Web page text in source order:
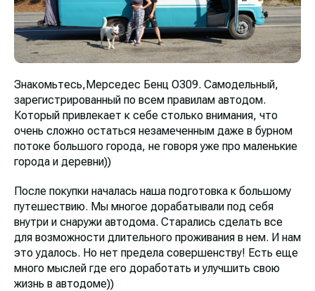
Знакомьтесь,Мерседес Бенц О309. Самодельный,
зарегистрированный по всем правилам автодом.
Который привлекает к себе столько внимания, что
очень сложно остаться незамеченным даже в бурном
потоке большого города, не говоря уже про маленькие
города и деревни))
После покупки началась наша подготовка к большому
путешествию. Мы многое дорабатывали под себя
внутри и снаружи автодома. Старались сделать все
для возможности длительного проживания в нем. И нам
это удалось. Но нет предела совершенству! Есть еще
много мыслей где его доработать и улучшить свою
жизнь в автодоме))